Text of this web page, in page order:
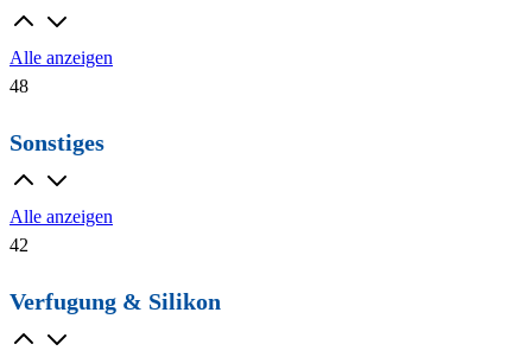
Alle anzeigen
48
Sonstiges
Alle anzeigen
42
Verfugung & Silikon